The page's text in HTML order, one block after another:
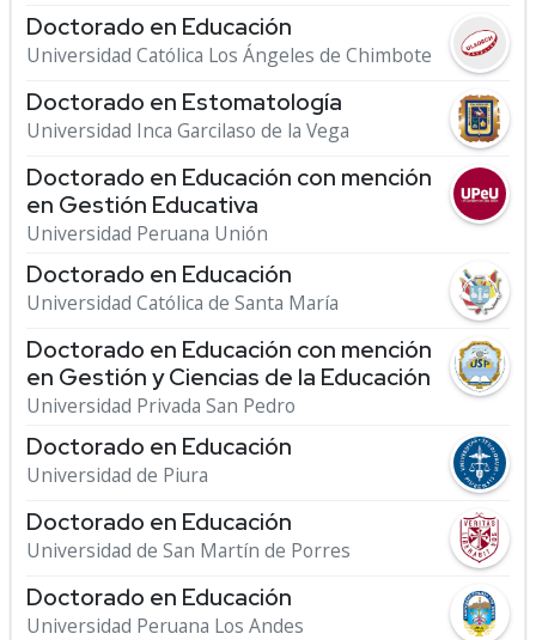
Doctorado en Educación
Universidad Católica Los Ángeles de Chimbote
Doctorado en Estomatología
Universidad Inca Garcilaso de la Vega
Doctorado en Educación con mención
en Gestión Educativa
Universidad Peruana Unión
Doctorado en Educación
Universidad Católica de Santa María
Doctorado en Educación con mención
en Gestión y Ciencias de la Educación
Universidad Privada San Pedro
Doctorado en Educación
Universidad de Piura
Doctorado en Educación
Universidad de San Martín de Porres
Doctorado en Educación
Universidad Peruana Los Andes